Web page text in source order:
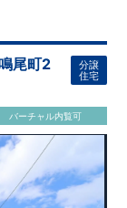
尾町2
分譲
住宅
バーチャル内覧可